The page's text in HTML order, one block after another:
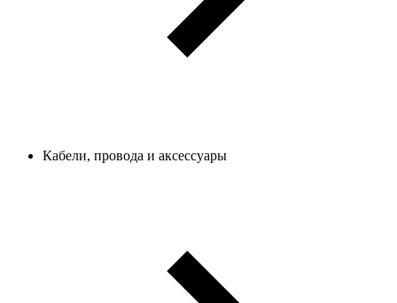
Кабели, провода и аксессуары